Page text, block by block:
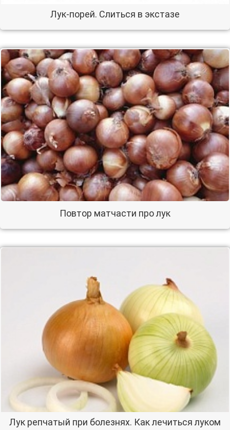
Лук-порей. Слиться в экстазе
Повтор матчасти про лук
Лук репчатый при болезнях. Как лечиться луком